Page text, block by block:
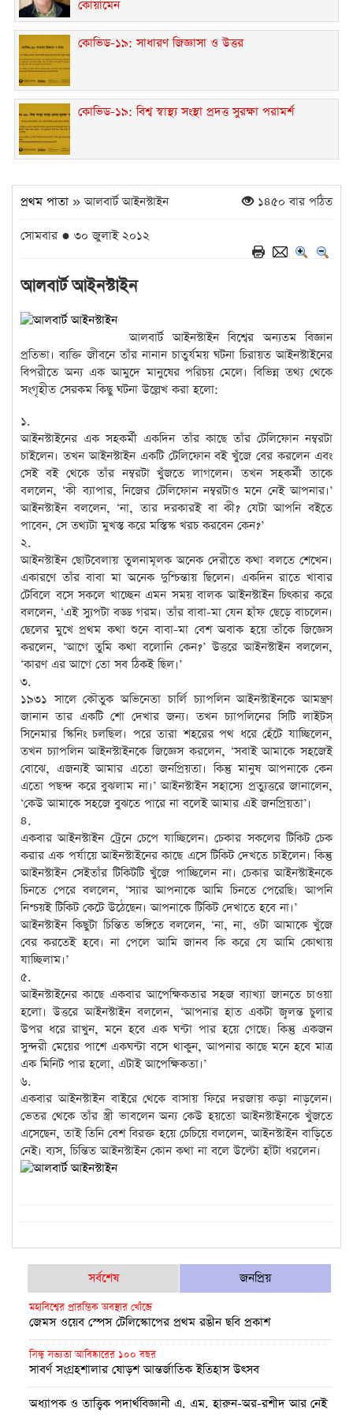
কোয়ামেন
কোভিড-১৯: সাধারণ জিজ্ঞাসা ও উত্তর
কোভিড-১৯: বিশ্ব স্বাস্থ্য সংস্থা প্রদত্ত সুরক্ষা পরামর্শ
প্রথম পাতা » আলবার্ট আইনস্টাইন ১৪৫০ বার পঠিত
সোমবার ● ৩০ জুলাই ২০১২
আলবার্ট আইনস্টাইন
আলবার্ট আইনস্টাইন বিশ্বের অন্যতম বিজ্ঞান
প্রতিভা। ব্যক্তি জীবনে তাঁর নানান চাতুর্যময় ঘটনা চিরায়ত আইনস্টাইনের
বিপরীতে অন্য এক আমুদে মানুষের পরিচয় মেলে। বিভিন্ন তথ্য থেকে
সংগৃহীত সেরকম কিছু ঘটনা উল্লেখ করা হলো:
১.
আইনস্টাইনের এক সহকর্মী একদিন তাঁর কাছে তাঁর টেলিফোন নম্বরটা
চাইলেন। তখন আইনস্টাইন একটি টেলিফোন বই খুঁজে বের করলেন এবং
সেই বই থেকে তাঁর নম্বরটা খুঁজতে লাগলেন। তখন সহকর্মী তাকে
বললেন, ‘কী ব্যাপার, নিজের টেলিফোন নম্বরটাও মনে নেই আপনার।’
আইনস্টাইন বললেন, ‘না, তার দরকারই বা কী? যেটা আপনি বইতে
পাবেন, সে তথ্যটা মুখস্ত করে মস্তিস্ক খরচ করবেন কেন?’
২.
আইনস্টাইন ছোটবেলায় তুলনামূলক অনেক দেরীতে কথা বলতে শেখেন।
একারণে তাঁর বাবা মা অনেক দুশ্চিন্তায় ছিলেন। একদিন রাতে খাবার
টেবিলে বসে সকলে খাচ্ছেন এমন সময় বালক আইনস্টাইন চিৎকার করে
বললেন, ‘এই স্যুপটা বড্ড গরম। তাঁর বাবা-মা যেন হাঁফ ছেড়ে বাচলেন।
ছেলের মুখে প্রথম কথা শুনে বাবা-মা বেশ অবাক হয়ে তাঁকে জিজ্ঞেস
করলেন, ‘আগে তুমি কথা বলোনি কেন?’ উত্তরে আইনস্টাইন বললেন,
‘কারণ এর আগে তো সব ঠিকই ছিল।’
৩.
১৯৩১ সালে কৌতুক অভিনেতা চার্লি চ্যাপলিন আইনস্টাইনকে আমন্ত্রণ
জানান তার একটি শো দেখার জন্য। তখন চ্যাপলিনের সিটি লাইটস্
সিনেমার স্কিনিং চলছিল। পরে তারা শহরের পথ ধরে হেঁটে যাচ্ছিলেন,
তখন চ্যাপলিন আইনস্টাইনকে জিজ্ঞেস করলেন, ‘সবাই আমাকে সহজেই
বোঝে, এজন্যই আমার এতো জনপ্রিয়তা। কিন্তু মানুষ আপনাকে কেন
এতো পছন্দ করে বুঝলাম না।’ আইনস্টাইন সহাস্যে প্রত্যুত্তরে জানালেন,
‘কেউ আমাকে সহজে বুঝতে পারে না বলেই আমার এই জনপ্রিয়তা’।
৪.
একবার আইনস্টাইন ট্রেনে চেপে যাচ্ছিলেন। চেকার সকলের টিকিট চেক
করার এক পর্যায়ে আইনস্টাইনের কাছে এসে টিকিট দেখতে চাইলেন। কিন্তু
আইনস্টাইন সেইতাঁর টিকিটটি খুঁজে পাচ্ছিলেন না। চেকার আইনস্টাইনকে
চিনতে পেরে বললেন, ‘স্যার আপনাকে আমি চিনতে পেরেছি। আপনি
নিশ্চয়ই টিকিট কেটে উঠেছেন। আপনাকে টিকিট দেখাতে হবে না।’
আইনস্টাইন কিছুটা চিন্তিত ভঙ্গিতে বললেন, ‘না, না, ওটা আমাকে খুঁজে
বের করতেই হবে। না পেলে আমি জানব কি করে যে আমি কোথায়
যাচ্ছিলাম।’
৫.
আইনস্টাইনের কাছে একবার আপেক্ষিকতার সহজ ব্যাখ্যা জানতে চাওয়া
হলো। উত্তরে আইনস্টাইন বললেন, ‘আপনার হাত একটা জ্বলন্ত চুলার
উপর ধরে রাখুন, মনে হবে এক ঘন্টা পার হয়ে গেছে। কিন্তু একজন
সুন্দরী মেয়ের পাশে একঘন্টা বসে থাকুন, আপনার কাছে মনে হবে মাত্র
এক মিনিট পার হলো, এটাই আপেক্ষিকতা।’
৬.
একবার আইনস্টাইন বাইরে থেকে বাসায় ফিরে দরজায় কড়া নাড়লেন।
ভেতর থেকে তাঁর স্ত্রী ভাবলেন অন্য কেউ হয়তো আইনস্টাইনকে খুঁজতে
এসেছেন, তাই তিনি বেশ বিরক্ত হয়ে চেচিয়ে বললেন, আইনস্টাইন বাড়িতে
নেই। ব্যস, চিন্তিত আইনস্টাইন কোন কথা না বলে উল্টো হাঁটা ধরলেন।
সর্বশেষ জনপ্রিয়
মহাবিশ্বের প্রারম্ভিক অবস্থার খোঁজে
জেমস ওয়েব স্পেস টেলিস্কোপের প্রথম রঙীন ছবি প্রকাশ
সিন্ধু সভ্যতা আবিষ্কারের ১০০ বছর
সাবর্ণ সংগ্রহশালার ষোড়শ আন্তর্জাতিক ইতিহাস উৎসব
অধ্যাপক ও তাত্ত্বিক পদার্থবিজ্ঞানী এ. এম. হারুন-অর-রশীদ আর নেই